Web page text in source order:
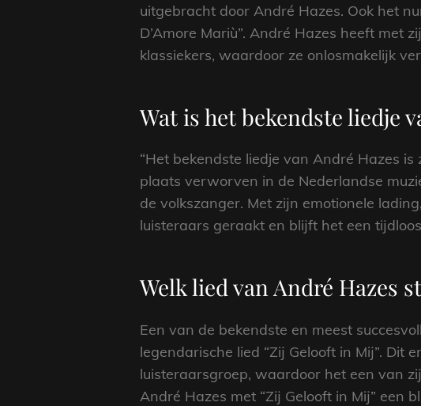
uitgebracht door André Hazes. Ook het
D’Amore Mariù”. André Hazes heeft met
klassiekers, waardoor ze onlosmakelijk
Wat is het bekendste liedje
“Het bekendste liedje van André Hazes is
plaats verworven in de Nederlandse
de volkszanger. Met zijn emotionele
luisteraars geraakt en blijft het een
Welk lied van André Hazes
Een van de bekendste en meest
legendarische lied “Zij Gelooft in Mij”. Dit
luisteraarsgroep, waardoor het een van
André Hazes met “Zij Gelooft in Mij” een